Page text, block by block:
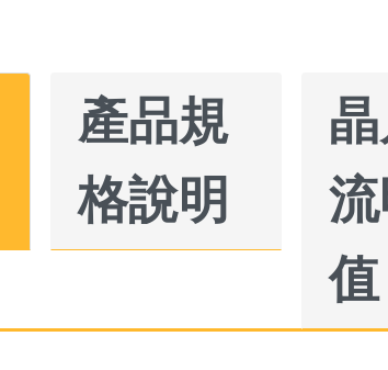
產品規
格說明
值